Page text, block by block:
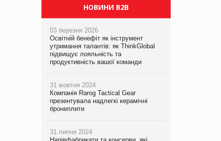
НОВИНИ B2B
03 березня 2026
Освітній бенефіт як інструмент
утримання талантів: як ThinkGlobal
підвищує лояльність та
продуктивність вашої команди
31 жовтня 2024
Компанія Rarog Tactical Gear
презентувала надлегкі керамічні
бронеплити
31 липня 2024